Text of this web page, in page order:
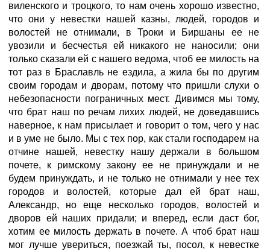
виленского и троцкого, то нам очень хорошо известно,
что они у невестки нашей казны, людей, городов и
волостей не отнимали, в Троки и Биршаны ее не
увозили и бесчестья ей никакого не наносили; они
только сказали ей с нашего ведома, чтоб ее милость на
тот раз в Браславль не ездила, а жила бы по другим
своим городам и дворам, потому что пришли слухи о
небезопасности пограничных мест. Дивимся мы тому,
что брат наш по речам лихих людей, не доведавшись
наверное, к нам присылает и говорит о том, чего у нас
и в уме не было. Мы с тех пор, как стали господарем на
отчине нашей, невестку нашу держали в большом
почете, к римскому закону ее не принуждали и не
будем принуждать, и не только не отнимали у нее тех
городов и волостей, которые дал ей брат наш,
Александр, но еще несколько городов, волостей и
дворов ей наших придали; и вперед, если даст бог,
хотим ее милость держать в почете. А чтоб брат наш
мог лучше увериться, поезжай ты, посол, к невестке